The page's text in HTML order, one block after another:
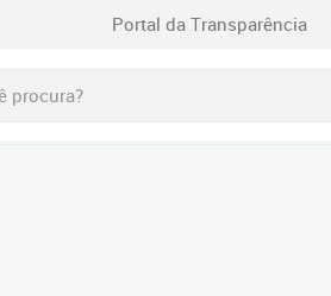
Portal da Transparência